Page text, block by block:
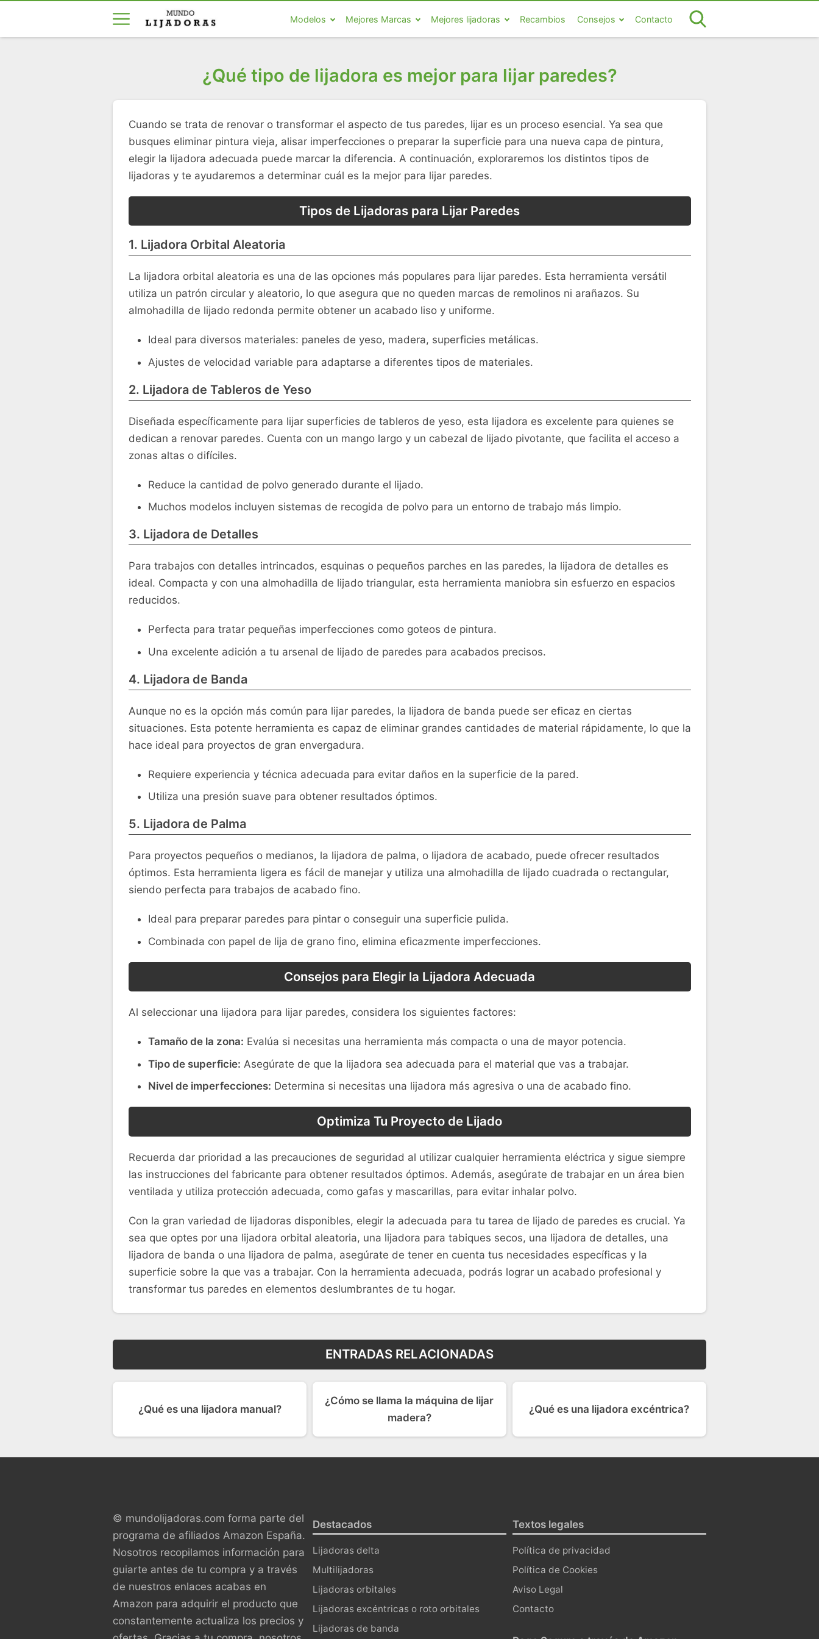
Modelos Mejores Marcas Mejores lijadoras Recambios Consejos Contacto
¿Qué tipo de lijadora es mejor para lijar paredes?
Cuando se trata de renovar o transformar el aspecto de tus paredes, lijar es un proceso esencial. Ya sea que
busques eliminar pintura vieja, alisar imperfecciones o preparar la superficie para una nueva capa de pintura,
elegir la lijadora adecuada puede marcar la diferencia. A continuación, exploraremos los distintos tipos de
lijadoras y te ayudaremos a determinar cuál es la mejor para lijar paredes.
Tipos de Lijadoras para Lijar Paredes
1. Lijadora Orbital Aleatoria
La lijadora orbital aleatoria es una de las opciones más populares para lijar paredes. Esta herramienta versátil
utiliza un patrón circular y aleatorio, lo que asegura que no queden marcas de remolinos ni arañazos. Su
almohadilla de lijado redonda permite obtener un acabado liso y uniforme.
Ideal para diversos materiales: paneles de yeso, madera, superficies metálicas.
Ajustes de velocidad variable para adaptarse a diferentes tipos de materiales.
2. Lijadora de Tableros de Yeso
Diseñada específicamente para lijar superficies de tableros de yeso, esta lijadora es excelente para quienes se
dedican a renovar paredes. Cuenta con un mango largo y un cabezal de lijado pivotante, que facilita el acceso a
zonas altas o difíciles.
Reduce la cantidad de polvo generado durante el lijado.
Muchos modelos incluyen sistemas de recogida de polvo para un entorno de trabajo más limpio.
3. Lijadora de Detalles
Para trabajos con detalles intrincados, esquinas o pequeños parches en las paredes, la lijadora de detalles es
ideal. Compacta y con una almohadilla de lijado triangular, esta herramienta maniobra sin esfuerzo en espacios
reducidos.
Perfecta para tratar pequeñas imperfecciones como goteos de pintura.
Una excelente adición a tu arsenal de lijado de paredes para acabados precisos.
4. Lijadora de Banda
Aunque no es la opción más común para lijar paredes, la lijadora de banda puede ser eficaz en ciertas
situaciones. Esta potente herramienta es capaz de eliminar grandes cantidades de material rápidamente, lo que la
hace ideal para proyectos de gran envergadura.
Requiere experiencia y técnica adecuada para evitar daños en la superficie de la pared.
Utiliza una presión suave para obtener resultados óptimos.
5. Lijadora de Palma
Para proyectos pequeños o medianos, la lijadora de palma, o lijadora de acabado, puede ofrecer resultados
óptimos. Esta herramienta ligera es fácil de manejar y utiliza una almohadilla de lijado cuadrada o rectangular,
siendo perfecta para trabajos de acabado fino.
Ideal para preparar paredes para pintar o conseguir una superficie pulida.
Combinada con papel de lija de grano fino, elimina eficazmente imperfecciones.
Consejos para Elegir la Lijadora Adecuada
Al seleccionar una lijadora para lijar paredes, considera los siguientes factores:
Tamaño de la zona: Evalúa si necesitas una herramienta más compacta o una de mayor potencia.
Tipo de superficie: Asegúrate de que la lijadora sea adecuada para el material que vas a trabajar.
Nivel de imperfecciones: Determina si necesitas una lijadora más agresiva o una de acabado fino.
Optimiza Tu Proyecto de Lijado
Recuerda dar prioridad a las precauciones de seguridad al utilizar cualquier herramienta eléctrica y sigue siempre
las instrucciones del fabricante para obtener resultados óptimos. Además, asegúrate de trabajar en un área bien
ventilada y utiliza protección adecuada, como gafas y mascarillas, para evitar inhalar polvo.
Con la gran variedad de lijadoras disponibles, elegir la adecuada para tu tarea de lijado de paredes es crucial. Ya
sea que optes por una lijadora orbital aleatoria, una lijadora para tabiques secos, una lijadora de detalles, una
lijadora de banda o una lijadora de palma, asegúrate de tener en cuenta tus necesidades específicas y la
superficie sobre la que vas a trabajar. Con la herramienta adecuada, podrás lograr un acabado profesional y
transformar tus paredes en elementos deslumbrantes de tu hogar.
ENTRADAS RELACIONADAS
¿Qué es una lijadora manual?
¿Cómo se llama la máquina de lijar
madera?
¿Qué es una lijadora excéntrica?
© mundolijadoras.com forma parte del
programa de afiliados Amazon España.
Nosotros recopilamos información para
guiarte antes de tu compra y a través
de nuestros enlaces acabas en
Amazon para adquirir el producto que
constantemente actualiza los precios y
Destacados
Lijadoras delta
Multilijadoras
Lijadoras orbitales
Lijadoras excéntricas o roto orbitales
Lijadoras de banda
Textos legales
Política de privacidad
Política de Cookies
Aviso Legal
Contacto